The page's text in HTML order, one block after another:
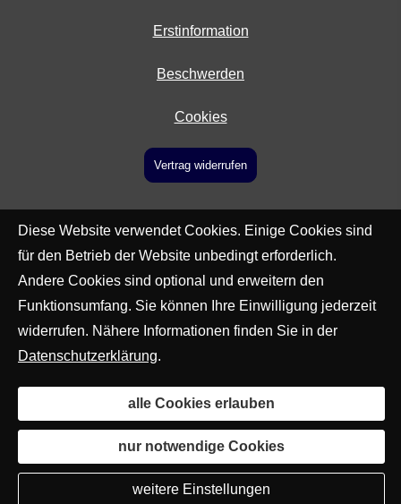
Erstinformation
Beschwerden
Cookies
Vertrag widerrufen
Diese Website verwendet Cookies. Einige Cookies sind
für den Betrieb der Website unbedingt erforderlich.
Andere Cookies sind optional und erweitern den
Funktionsumfang. Sie können Ihre Einwilligung jederzeit
widerrufen. Nähere Informationen finden Sie in der
Datenschutzerklärung.
alle Cookies erlauben
nur notwendige Cookies
weitere Einstellungen